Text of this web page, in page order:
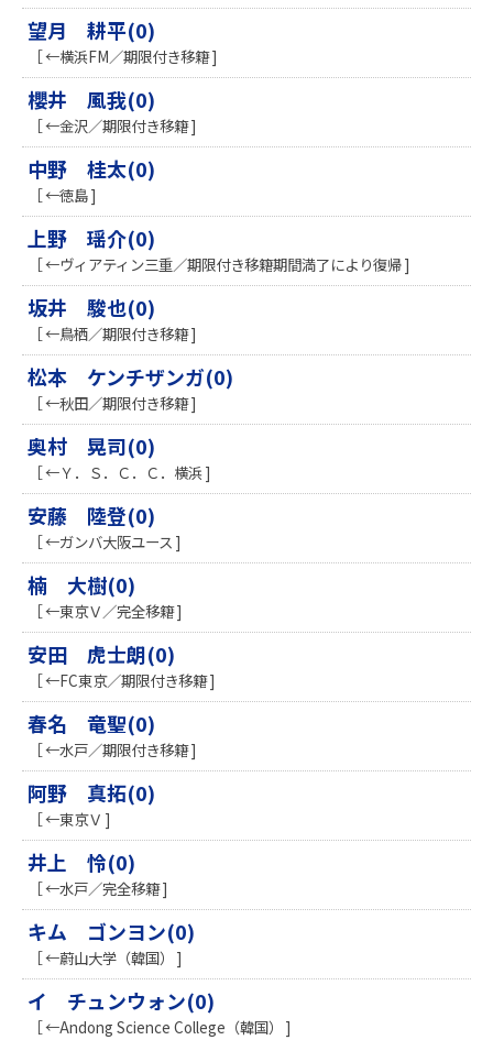
望月 耕平(0)
［ ←横浜FM／期限付き移籍 ]
櫻井 風我(0)
［ ←金沢／期限付き移籍 ]
中野 桂太(0)
［ ←徳島 ]
上野 瑶介(0)
［ ←ヴィアティン三重／期限付き移籍期間満了により復帰 ]
坂井 駿也(0)
［ ←鳥栖／期限付き移籍 ]
松本 ケンチザンガ(0)
［ ←秋田／期限付き移籍 ]
奥村 晃司(0)
［ ←Ｙ．Ｓ．Ｃ．Ｃ．横浜 ]
安藤 陸登(0)
［ ←ガンバ大阪ユース ]
楠 大樹(0)
［ ←東京Ｖ／完全移籍 ]
安田 虎士朗(0)
［ ←FC東京／期限付き移籍 ]
春名 竜聖(0)
［ ←水戸／期限付き移籍 ]
阿野 真拓(0)
［ ←東京Ｖ ]
井上 怜(0)
［ ←水戸／完全移籍 ]
キム ゴンヨン(0)
［ ←蔚山大学（韓国） ]
イ チュンウォン(0)
［ ←Andong Science College（韓国） ]